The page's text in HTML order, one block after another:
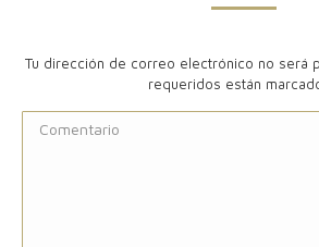
Tu dirección de correo electrónico no será
requeridos están
Comentario